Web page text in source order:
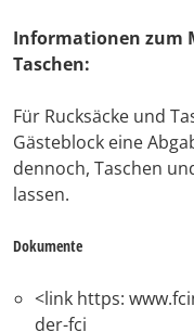
Informationen zum
Taschen:
Für Rucksäcke und
Gästeblock eine
dennoch, Taschen
lassen.
Dokumente
<link https:
der-fci